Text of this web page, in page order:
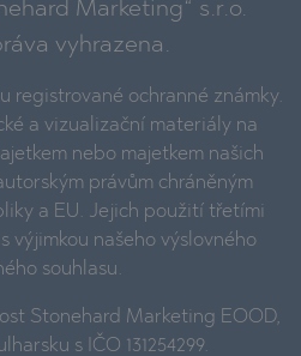
Marketing“ s.r.o.
vyhrazena.
registrované ochranné známky.
a vizualizační materiály na
nebo majetkem našich
právům chráněným
a EU. Jejich použití třetími
výjimkou našeho výslovného
souhlasu.
Stonehard Marketing EOOD,
s IČO 131254299.